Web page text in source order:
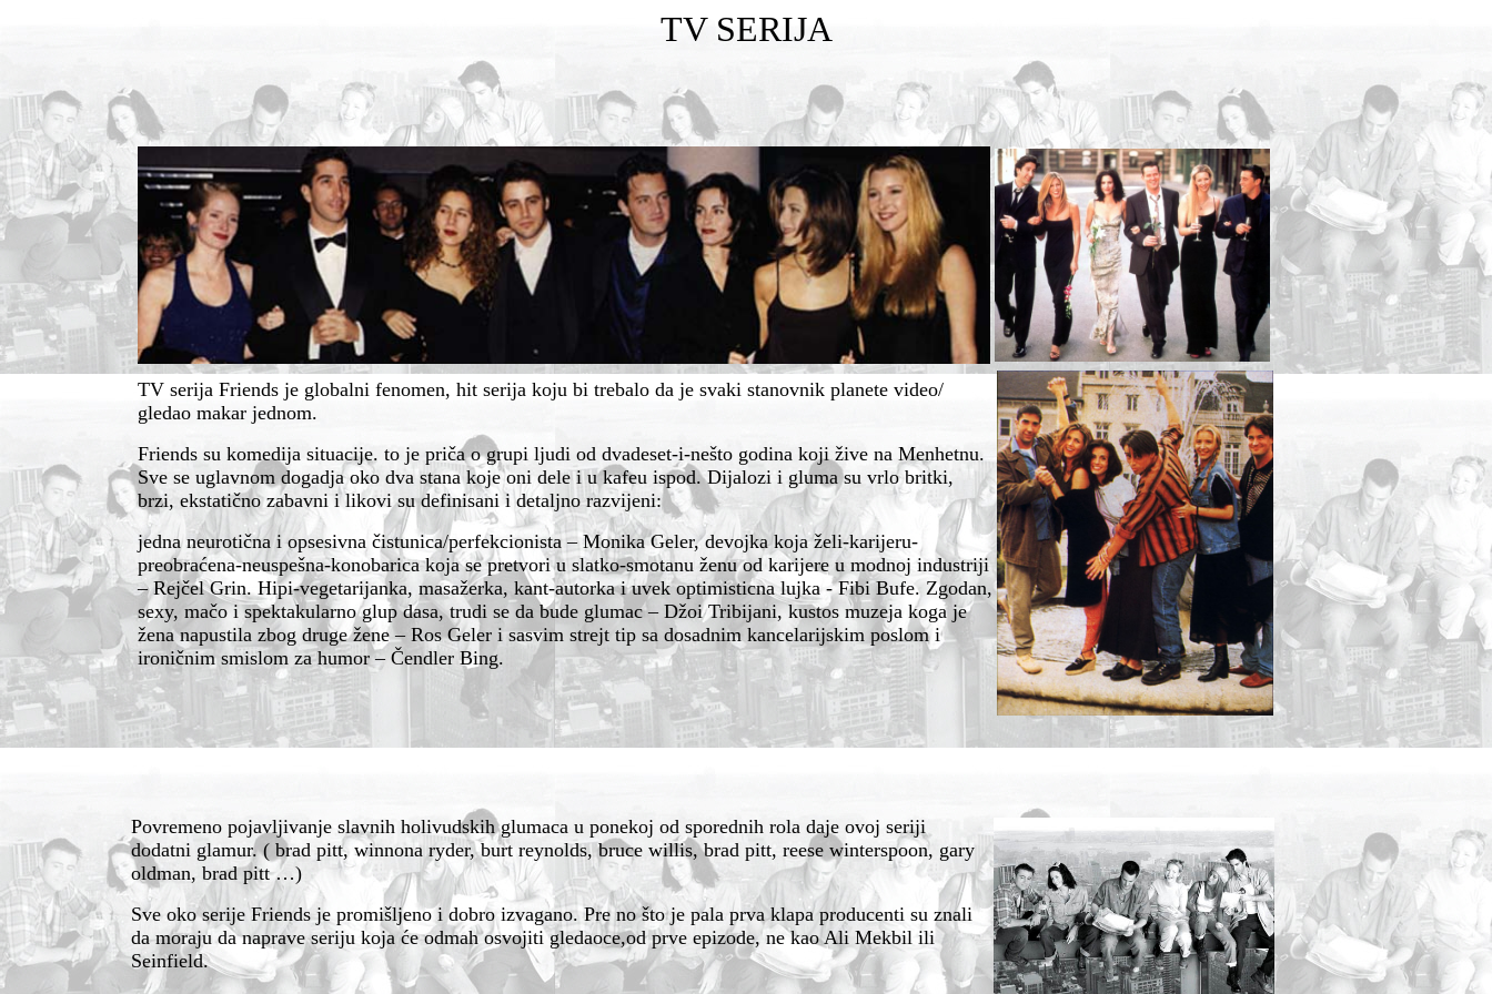
TV SERIJA
TV serija Friends je globalni fenomen, hit serija koju bi trebalo da je svaki stanovnik planete video/
gledao makar jednom.
Friends su komedija situacije. to je pričao grupi ljudi od dvadeset-i-nešto godina koji žive na Menhetnu.
Sve se uglavnom dogadja oko dva stana koje oni dele i u kafeu ispod. Dijalozi i gluma su vrlo britki,
brzi, ekstatičnozabavni i likovi su definisani i detaljno razvijeni:
jedna neurotična i opsesivna čistunica/perfekcionista – Monika Geler, devojka koja želi-karijeru-
preobraćena-neuspešna-konobaricakoja se pretvori u slatko-smotanu ženu od karijere u modnoj industriji
– RejčelGrin. Hipi-vegetarijanka, masažerka, kant-autorka i uvek optimisticna lujka - Fibi Bufe. Zgodan,
sexy, mačoi spektakularno glup dasa, trudi se da bude glumac – Džoi Tribijani, kustos muzeja koga je
žena napustila zbog druge žene – Ros Geler i sasvim strejt tip sa dosadnim kancelarijskim poslom i
ironičnimsmislom za humor – Čendler Bing.
Povremeno pojavljivanje slavnih holivudskih glumaca u ponekoj od sporednih rola daje ovoj seriji
dodatni glamur. ( brad pitt, winnona ryder, burt reynolds, bruce willis, brad pitt, reese winterspoon, gary
oldman, brad pitt …)
Sve oko serije Friends je promišljeno i dobro izvagano. Pre no što je pala prva klapa producenti su znali
da moraju da naprave seriju kojaćeodmah osvojiti gledaoce,od prve epizode, ne kao Ali Mekbil ili
Seinfield.